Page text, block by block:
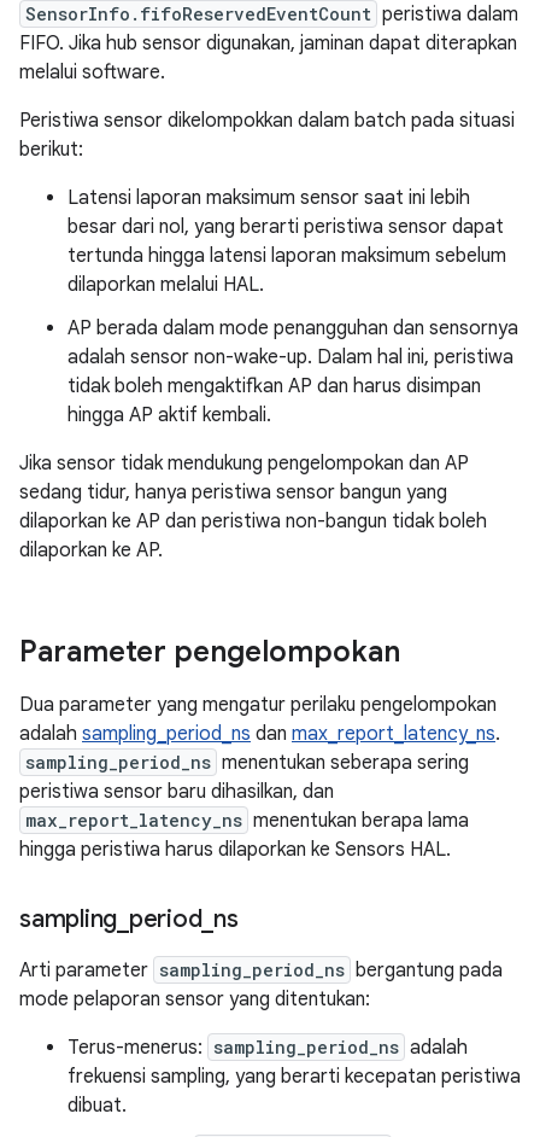
SensorInfo.fifoReservedEventCount peristiwa dalam
FIFO. Jika hub sensor digunakan, jaminan dapat diterapkan
melalui software.
Peristiwa sensor dikelompokkan dalam batch pada situasi
berikut:
Latensi laporan maksimum sensor saat ini lebih
besar dari nol, yang berarti peristiwa sensor dapat
tertunda hingga latensi laporan maksimum sebelum
dilaporkan melalui HAL.
AP berada dalam mode penangguhan dan sensornya
adalah sensor non-wake-up. Dalam hal ini, peristiwa
tidak boleh mengaktifkan AP dan harus disimpan
hingga AP aktif kembali.
Jika sensor tidak mendukung pengelompokan dan AP
sedang tidur, hanya peristiwa sensor bangun yang
dilaporkan ke AP dan peristiwa non-bangun tidak boleh
dilaporkan ke AP.
Parameter pengelompokan
Dua parameter yang mengatur perilaku pengelompokan
adalah sampling_period_ns dan max_report_latency_ns.
sampling_period_ns menentukan seberapa sering
peristiwa sensor baru dihasilkan, dan
max_report_latency_ns menentukan berapa lama
hingga peristiwa harus dilaporkan ke Sensors HAL.
sampling period_ ns
Arti parameter sampling_period_ns bergantung pada
mode pelaporan sensor yang ditentukan:
Terus-menerus: sampling_period_ns adalah
frekuensi sampling, yang berarti kecepatan peristiwa
dibuat.